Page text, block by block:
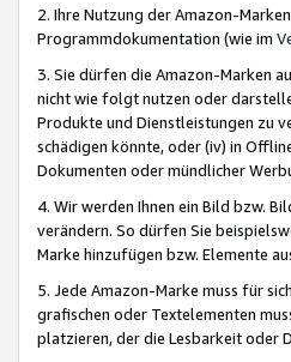
2. Ihre Nutzung der Amazon-
Programmdokumentation (wie im
3. Sie dürfen die Amazon-Marken
nicht wie folgt nutzen oder
Produkte und Dienstleistungen zu
schädigen könnte, oder (iv) in
Dokumenten oder mündlicher
4. Wir werden Ihnen ein Bild bzw.
verändern. So dürfen Sie
Marke hinzufügen bzw. Elemente
5. Jede Amazon-Marke muss für
grafischen oder Textelementen
platzieren, der die Lesbarkeit oder